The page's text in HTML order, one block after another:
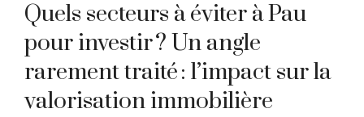
Quels secteurs à éviter à Pau
pour investir ? Un angle
rarement traité : l’impact sur la
valorisation immobilière